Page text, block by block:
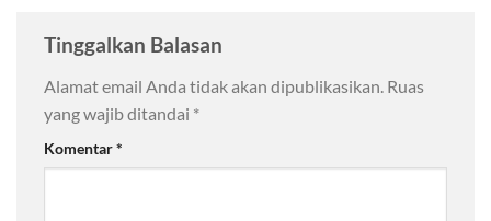
Tinggalkan Balasan
Alamat email Anda tidak akan dipublikasikan. Ruas
yang wajib ditandai *
Komentar*